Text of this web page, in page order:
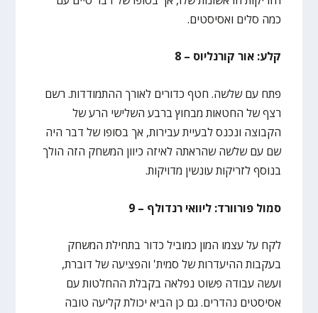
כמה סלים ואסיסטים.
קלע: אור קורנליוס – 8
פתח עם שלשה. חטף כדורים לאורך ההתמודדות. רשם
רצף של החטאות מבחוץ ברבע השלישי הרע של
הקבוצה ונכנס לבעיית עבירות, אך בסופו של דבר היה
שם עם שלשה שהראתה לאיזה כיוון המשחק הזה הולך
בנוסף לזריקות עונשין מדויקות.
סמול פורוורד: ליוואי רנדולף – 9
לקח על עצמו המון כמוביל כדור בתחילת המשחק
בעקבות ההיעדרות של סמית' והפציעה של דוברת,
ועשה עבודה פשוט נפלאה בקבלת ההחלטות עם
אסיסטים נהדרים. גם כן הביא יכולת קליעה טובה